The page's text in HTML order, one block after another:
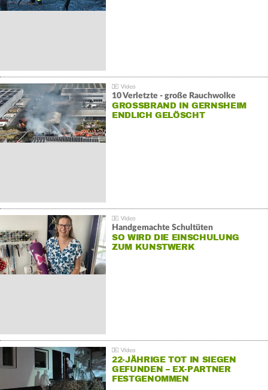
10 Verletzte - große Rauchwolke
GROSSBRAND IN GERNSHEIM E
NDLICH GELÖSCHT
Handgemachte Schultüten
SO WIRD DIE EINSCHULUNG
ZUM KUNSTWERK
22-JÄHRIGE TOT IN SIEGEN
GEFUNDEN – EX-PARTNER
FESTGENOMMEN